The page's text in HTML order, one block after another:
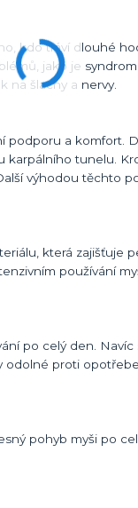
kdo tráví dlouhé
jako je
na šlachy a nervy.
podporu a komfort.
karpálního tunelu.
výhodou těchto
která zajišťuje
používání
po celý den.
odolné proti
pohyb myši po